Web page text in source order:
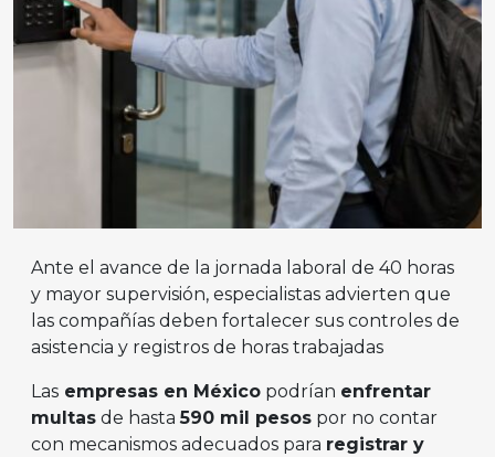
Ante el avance de la jornada laboral de 40 horas
y mayor supervisión, especialistas advierten que
las compañías deben fortalecer sus controles de
asistencia y registros de horas trabajadas
Las empresas en México podrían enfrentar
multas de hasta590 mil pesos por no contar
con mecanismos adecuados para registrar y